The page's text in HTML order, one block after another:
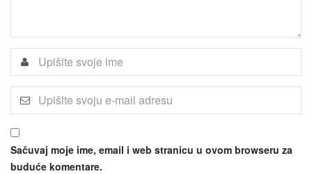
Sačuvaj moje ime, email i web stranicu u ovom browseru za
buduće komentare.